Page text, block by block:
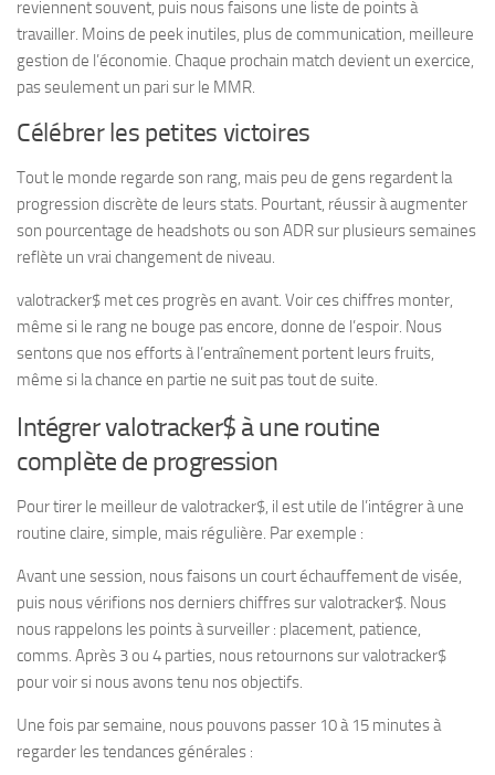
reviennent souvent, puis nous faisons une liste de points à
travailler. Moins de peek inutiles, plus de communication, meilleure
gestion de l’économie. Chaque prochain match devient un exercice,
pas seulement un pari sur le MMR.
Célébrer les petites victoires
Tout le monde regarde son rang, mais peu de gens regardent la
progression discrète de leurs stats. Pourtant, réussir à augmenter
son pourcentage de headshots ou son ADR sur plusieurs semaines
reflète un vrai changement de niveau.
valotracker$ met ces progrès en avant. Voir ces chiffres monter,
même si le rang ne bouge pas encore, donne de l’espoir. Nous
sentons que nos efforts à l’entraînement portent leurs fruits,
même si la chance en partie ne suit pas tout de suite.
Intégrer valotracker$ à une routine
complète de progression
Pour tirer le meilleur de valotracker$, il est utile de l’intégrer à une
routine claire, simple, mais régulière. Par exemple :
Avant une session, nous faisons un court échauffement de visée,
puis nous vérifions nos derniers chiffres sur valotracker$. Nous
nous rappelons les points à surveiller : placement, patience,
comms. Après 3 ou 4 parties, nous retournons sur valotracker$
pour voir si nous avons tenu nos objectifs.
Une fois par semaine, nous pouvons passer 10 à 15 minutes à
regarder les tendances générales :